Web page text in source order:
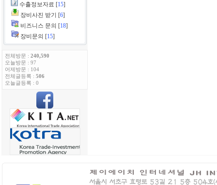
수출정보자료 [15]
장비사진 받기 [6]
비즈니스 문의 [18]
장비문의 [15]
전체방문 : 240,590
오늘방문 : 97
어제방문 : 104
전체글등록 : 506
오늘글등록 : 0